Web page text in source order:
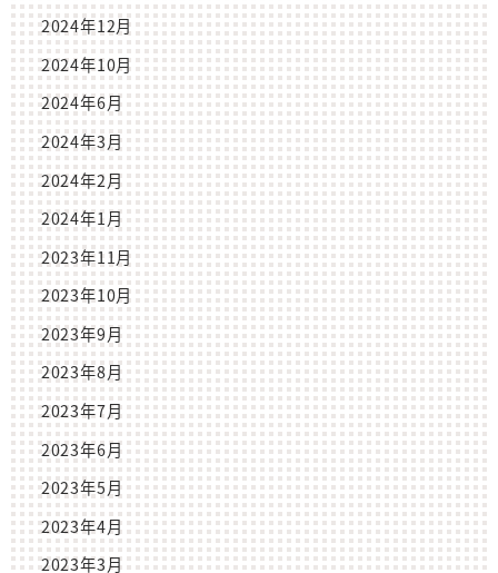
2024年12月
2024年10月
2024年6月
2024年3月
2024年2月
2024年1月
2023年11月
2023年10月
2023年9月
2023年8月
2023年7月
2023年6月
2023年5月
2023年4月
2023年3月